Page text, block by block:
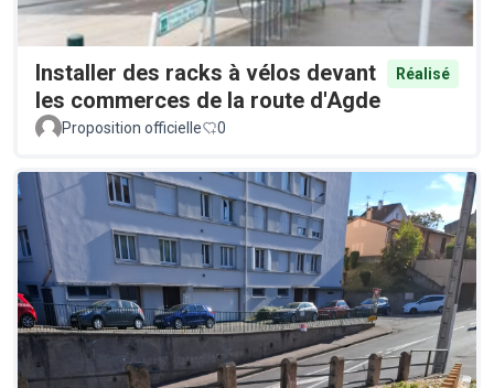
Installer des racks à vélos devant
les commerces de la route d'Agde
Réalisé
Proposition officielle 0